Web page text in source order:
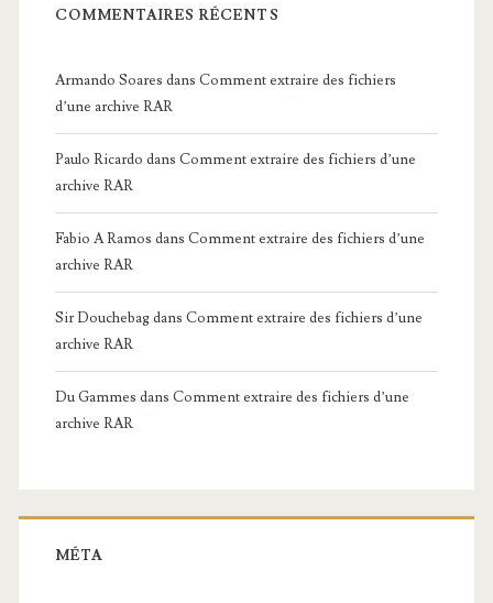
COMMENTAIRES RÉCENTS
Armando Soares dans Comment extraire des fichiers
d’une archive RAR
Paulo Ricardo dans Comment extraire des fichiers d’une
archive RAR
Fabio A Ramos dans Comment extraire des fichiers d’une
archive RAR
Sir Douchebagdans Comment extraire des fichiers d’une
archive RAR
Du Gammes dans Comment extraire des fichiers d’une
archive RAR
MÉTA